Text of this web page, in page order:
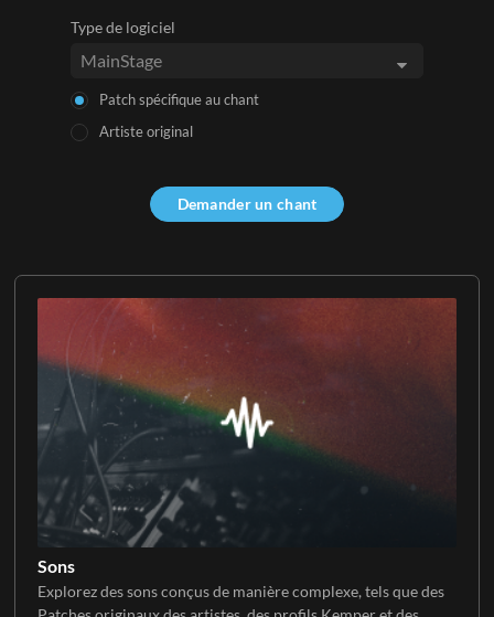
Sons
Explorez des sons conçus de manière complexe, tels que des
Type de logiciel
Patch spécifique au chant
Artiste original
Demander un chant